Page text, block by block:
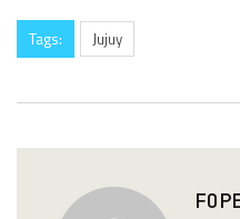
Tags: Jujuy